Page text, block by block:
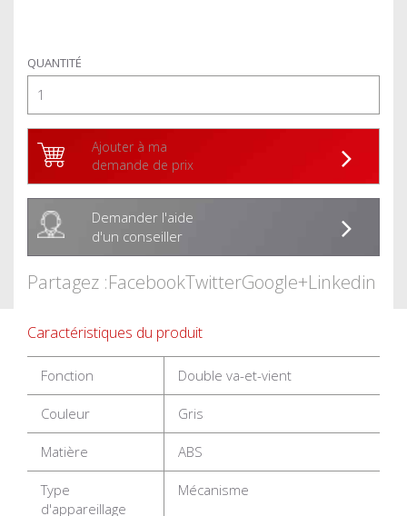
QUANTITÉ
Ajouter à ma
demande de prix
Demander l'aide
d'un conseiller
Partagez :FacebookTwitterGoogle+Linkedin
Caractéristiques du produit
Fonction Double va-et-vient
Couleur Gris
Matière ABS
Type
d'appareillage
Mécanisme